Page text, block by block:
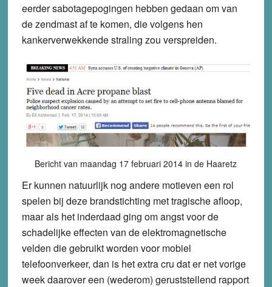
eerder sabotagepogingen hebben gedaan om van
de zendmast af te komen, die volgens hen
kankerverwekkende straling zou verspreiden.
Bericht van maandag 17 februari 2014 in de Haaretz
Er kunnen natuurlijk nog andere motieven een rol
spelen bij deze brandstichting met tragische afloop,
maar als het inderdaad ging om angst voor de
schadelijke effecten van de elektromagnetische
velden die gebruikt worden voor mobiel
telefoonverkeer, dan is het extra cru dat er net vorige
week daarover een (wederom) geruststellend rapport